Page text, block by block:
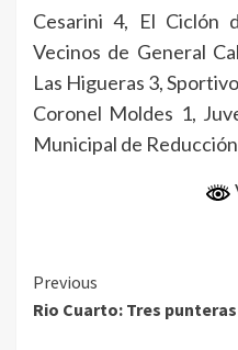
Cesarini 4, El Ciclón
Vecinos de General
Las Higueras 3,
Coronel Moldes 1,
Municipal de
Continue
Reading
Previous
Rio Cuarto: Tres punteras